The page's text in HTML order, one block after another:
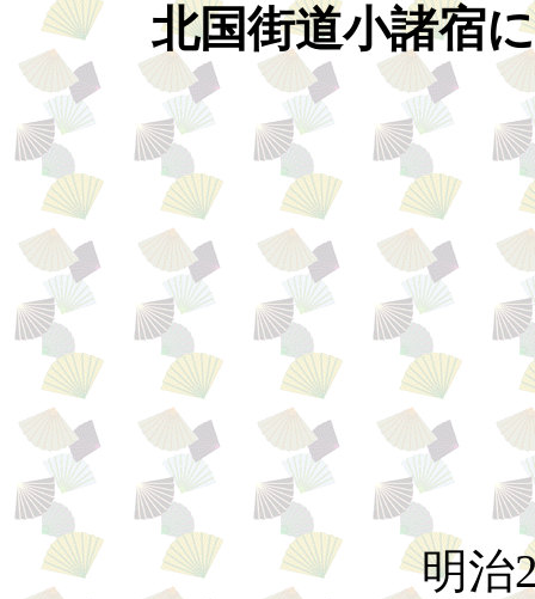
北国街道小諸宿
明治